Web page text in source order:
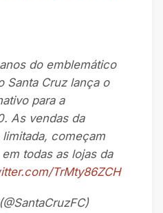
do emblemático
Santa Cruz lança o
para a
As vendas da
começam
todas as lojas da
TrMty86ZCH